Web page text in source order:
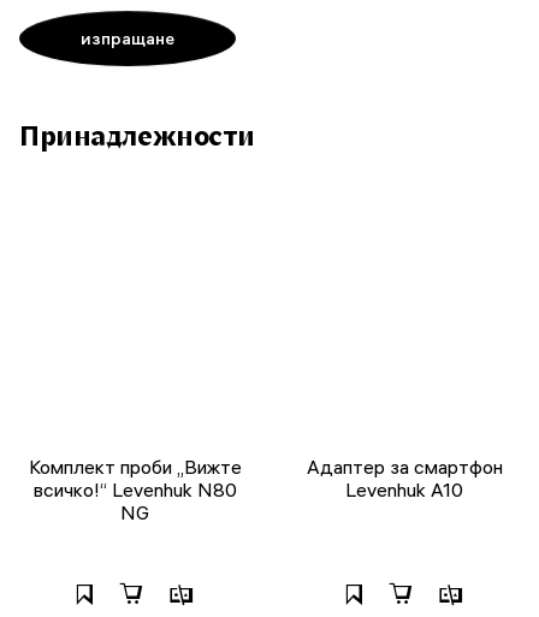
Принадлежности
Комплект проби „Вижте
всичко!“ Levenhuk N80
NG
Адаптер за смартфон
Levenhuk A10